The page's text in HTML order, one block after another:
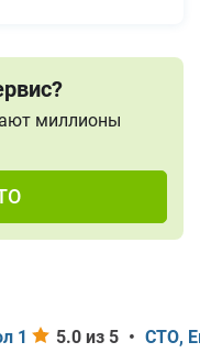
миллионы
1 5.0 из 5 • СТО,